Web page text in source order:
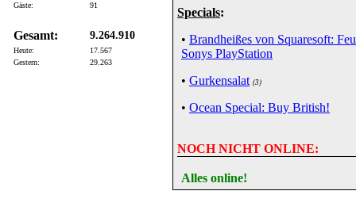
Gäste:
91
Gesamt: 9.264.910
Heute:
17.567
Gestern:
29.263
Specials:
• Brandheißes von Squaresoft:
Sonys PlayStation
• Gurkensalat (3)
• Ocean Special: Buy British!
NOCH NICHT ONLINE:
Alles online!